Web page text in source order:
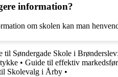
information?
om skolen kan man
til Søndergade Skole i
• Guide til effektiv
Skolevalg i Årby •